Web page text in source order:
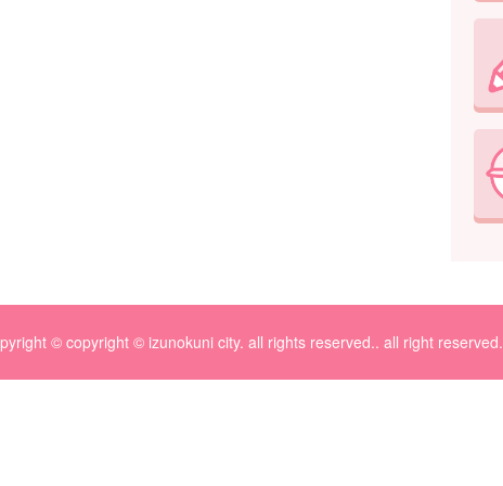
© copyright © izunokuni city. all rights reserved.. all right reserved.